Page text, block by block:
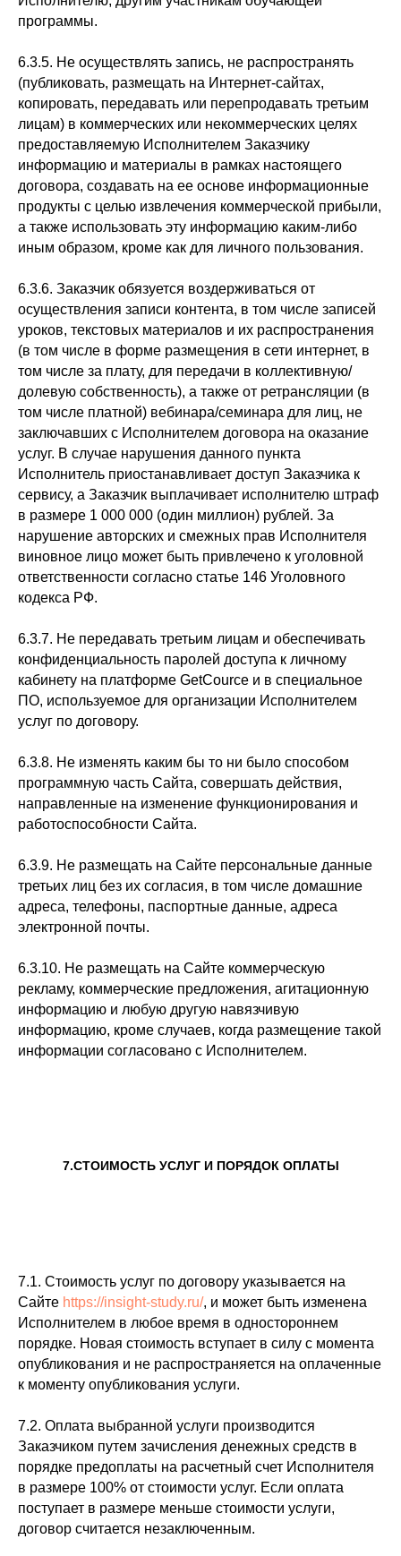
программы.
6.3.5. Не осуществлять запись, не распространять
(публиковать, размещать на Интернет-сайтах,
копировать, передавать или перепродавать третьим
лицам) в коммерческих или некоммерческих целях
предоставляемую Исполнителем Заказчику
информацию и материалы в рамках настоящего
договора, создавать на ее основе информационные
продукты с целью извлечения коммерческой прибыли,
а также использовать эту информацию каким-либо
иным образом, кроме как для личного пользования.
6.3.6. Заказчик обязуется воздерживаться от
осуществления записи контента, в том числе записей
уроков, текстовых материалов и их распространения
(в том числе в форме размещения в сети интернет, в
том числе за плату, для передачи в коллективную/
долевую собственность), а также от ретрансляции (в
том числе платной) вебинара/семинара для лиц, не
заключавших с Исполнителем договора на оказание
услуг. В случае нарушения данного пункта
Исполнитель приостанавливает доступ Заказчика к
сервису, а Заказчик выплачивает исполнителю штраф
в размере 1 000 000 (один миллион) рублей. За
нарушение авторских и смежных прав Исполнителя
виновное лицо может быть привлечено к уголовной
ответственности согласно статье 146 Уголовного
кодекса РФ.
6.3.7. Не передавать третьим лицам и обеспечивать
конфиденциальность паролей доступа к личному
кабинету на платформе GetCource и в специальное
ПО, используемое для организации Исполнителем
услуг по договору.
6.3.8. Не изменять каким бы то ни было способом
программную часть Сайта, совершать действия,
направленные на изменение функционирования и
работоспособности Сайта.
6.3.9. Не размещать на Сайте персональные данные
третьих лиц без их согласия, в том числе домашние
адреса, телефоны, паспортные данные, адреса
электронной почты.
6.3.10. Не размещать на Сайте коммерческую
рекламу, коммерческие предложения, агитационную
информацию и любую другую навязчивую
информацию, кроме случаев, когда размещение такой
информации согласовано с Исполнителем.
7.СТОИМОСТЬ УСЛУГ И ПОРЯДОК ОПЛАТЫ
7.1. Стоимость услуг по договору указывается на
Сайте https://insight-study.ru/, и может быть изменена
Исполнителем в любое время в одностороннем
порядке. Новая стоимость вступает в силу с момента
опубликования и не распространяется на оплаченные
к моменту опубликования услуги.
7.2. Оплата выбранной услуги производится
Заказчиком путем зачисления денежных средств в
порядке предоплаты на расчетный счет Исполнителя
в размере 100% от стоимости услуг. Если оплата
поступает в размере меньше стоимости услуги,
договор считается незаключенным.